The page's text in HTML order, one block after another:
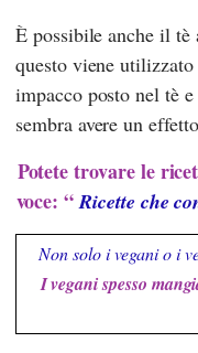
È possibile anche il
questo viene
impacco posto nel tè
sembra avere un
Potete trovare le
voce: “Ricette che
Non solo i vegani o i
I vegani spesso